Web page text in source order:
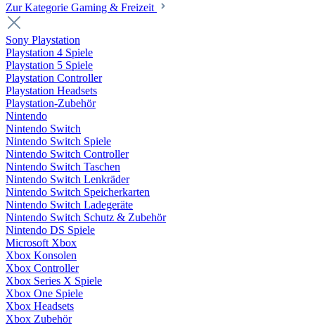
Zur Kategorie Gaming & Freizeit
Sony Playstation
Playstation 4 Spiele
Playstation 5 Spiele
Playstation Controller
Playstation Headsets
Playstation-Zubehör
Nintendo
Nintendo Switch
Nintendo Switch Spiele
Nintendo Switch Controller
Nintendo Switch Taschen
Nintendo Switch Lenkräder
Nintendo Switch Speicherkarten
Nintendo Switch Ladegeräte
Nintendo Switch Schutz & Zubehör
Nintendo DS Spiele
Microsoft Xbox
Xbox Konsolen
Xbox Controller
Xbox Series X Spiele
Xbox One Spiele
Xbox Headsets
Xbox Zubehör